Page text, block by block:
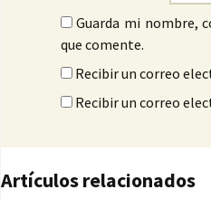
Guarda mi nombre,
que comente.
Recibir un correo
Recibir un correo
Artículos relacionados